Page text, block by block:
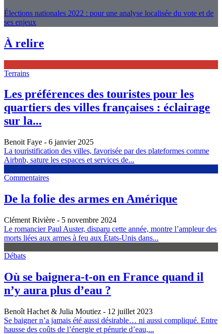
Élections nationales 2022 : pour une analyse localisée du vote et de
ses enjeux
À relire
Terrains
Les préférences des touristes pour les
quartiers des villes françaises : éclairage
sur la...
Benoit Faye - 6 janvier 2025
La touristification des villes, favorisée par des plateformes comme
Airbnb, sature les espaces et services de...
Commentaires
De la folie des armes en Amérique
Clément Rivière - 5 novembre 2024
Le romancier Paul Auster, disparu cette année, montre l’ampleur des
morts liées aux armes à feu aux États-Unis dans...
Débats
Où se baignera-t-on en France quand il
n’y aura plus d’eau ?
Benoît Hachet & Julia Moutiez - 12 juillet 2023
Se baigner n’a jamais été aussi désirable… ni aussi compliqué. Entre
hausse des coûts de l’énergie et pénurie d’eau,...